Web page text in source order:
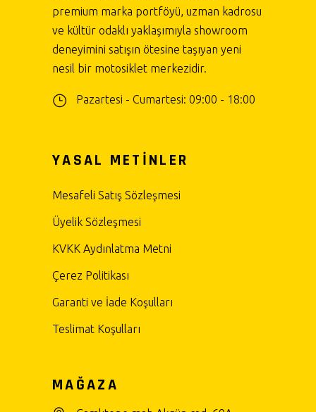
premium marka portföyü, uzman kadrosu
ve kültür odaklı yaklaşımıyla showroom
deneyimini satışın ötesine taşıyan yeni
nesil bir motosiklet merkezidir.
Pazartesi - Cumartesi: 09:00 - 18:00
YASAL METİNLER
Mesafeli Satış Sözleşmesi
Üyelik Sözleşmesi
KVKK Aydınlatma Metni
Çerez Politikası
Garanti ve İade Koşulları
Teslimat Koşulları
MAĞAZA